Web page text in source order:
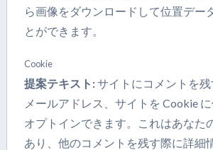
ら画像をダウンロードして位置デー
とができます。
Cookie
提案テキスト:サイトにコメントを残
メールアドレス、サイトを Cookie
オプトインできます。これはあなた
あり、他のコメントを残す際に詳細